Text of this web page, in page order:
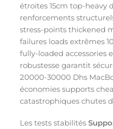
étroites 15cm top-heavy
renforcements
stress-points thickened
failures loads extrêmes
fully-loaded accessories
robustesse garantit
20000-30000 Dhs
économies supports
catastrophiques chutes
Les tests stabilités